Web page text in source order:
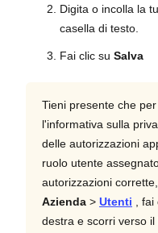
Digita o incolla la
casella di testo.
Fai clic su Salva
Tieni presente che
l'informativa sulla
delle autorizzazioni
ruolo utente
autorizzazioni
Azienda > Utenti , fai
destra e scorri verso il